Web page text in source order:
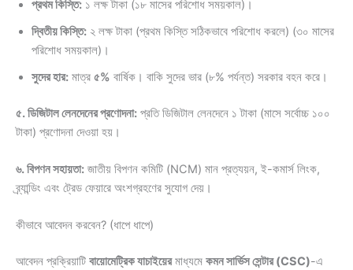
প্রথম কিস্তি: ১ লক্ষ টাকা (১৮ মাসের পরিশোধ সময়কাল)।
দ্বিতীয় কিস্তি: ২ লক্ষ টাকা (প্রথম কিস্তি সঠিকভাবে পরিশোধ করলে) (৩০ মাসের
পরিশোধ সময়কাল)।
সুদের হার: মাত্র ৫% বার্ষিক। বাকি সুদের ভার (৮% পর্যন্ত) সরকার বহন করে।
৫. ডিজিটাল লেনদেনের প্রণোদনা: প্রতি ডিজিটাল লেনদেনে ১ টাকা (মাসে সর্বোচ্চ ১০০
টাকা) প্রণোদনা দেওয়া হয়।
৬. বিপণন সহায়তা: জাতীয় বিপণন কমিটি (NCM) মান প্রত্যয়ন, ই-কমার্স লিংক,
ব্র্যান্ডিং এবং ট্রেড ফেয়ারে অংশগ্রহণের সুযোগ দেয়।
কীভাবে আবেদন করবেন? (ধাপে ধাপে)
আবেদন প্রক্রিয়াটি বায়োমেট্রিক যাচাইয়েরমাধ্যমে কমন সার্ভিস সেন্টার (CSC)-এ